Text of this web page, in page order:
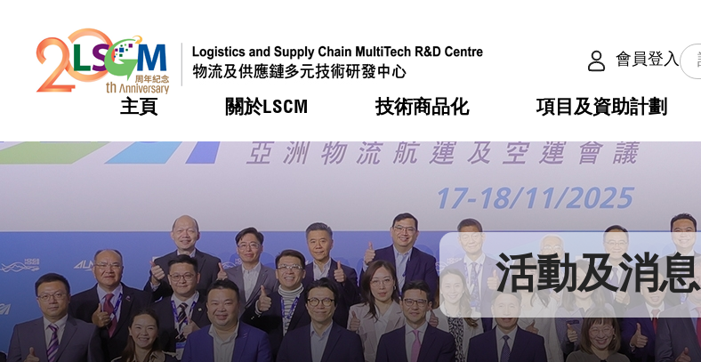
會員登入
主頁 關於LSCM
熱門 機構簡介
組織架構
組織架構
董事局
研究顧問
技術商品化
熱門 服務
可獲授權之技術
應用於公共服務之創新技術
重點項目
項目及資助計劃
熱門 合作計劃
資助計劃
資助計劃
稅務優惠
申請
評審
熱門 活動
獎項
新聞中心
媒體報導
新聞稿
熱門 會籍及服務
會員列表
會員登入 活動及消息